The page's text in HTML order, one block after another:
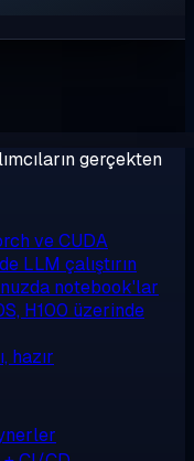
gerçekten
ve CUDA
LLM çalıştırın
notebook'lar
H100 üzerinde
hazır